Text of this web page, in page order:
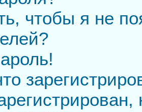
чтобы я не